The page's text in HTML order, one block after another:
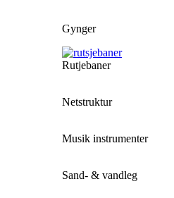
Gynger
Rutjebaner
Netstruktur
Musik instrumenter
Sand- & vandleg